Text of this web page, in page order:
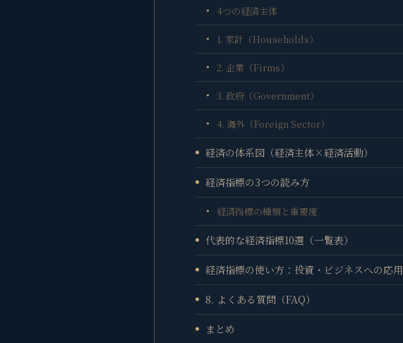
4つの経済主体
1. 家計（Households）
2. 企業（Firms）
3. 政府（Government）
4. 海外（Foreign Sector）
経済の体系図（経済主体×経済活動）
経済指標の3つの読み方
経済指標の種類と重要度
代表的な経済指標10選（一覧表）
経済指標の使い方：投資・ビジネスへの応用
8. よくある質問（FAQ）
まとめ